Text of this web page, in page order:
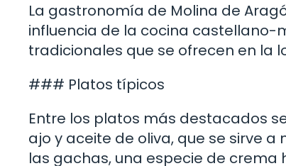
La gastronomía de Molina de
influencia de la cocina
tradicionales que se ofrecen en la
### Platos típicos
Entre los platos más destacados
ajo y aceite de oliva, que se sirve
las gachas, una especie de